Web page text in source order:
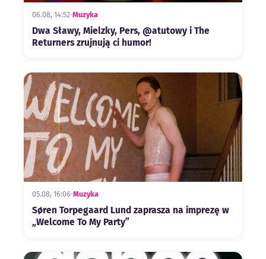
06.08, 14:52•Muzyka
Dwa Sławy, Mielzky, Pers, @atutowy i The
Returners zrujnują ci humor!
05.08, 16:06•Muzyka
Søren Torpegaard Lund zaprasza na imprezę w
„Welcome To My Party”